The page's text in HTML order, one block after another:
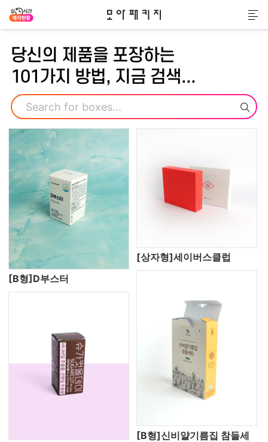
모아패키지
메
당신의 제품을 포장하는
101가지 방법, 지금 검색...
검색
[B형]D부스터
[상자형]세이버스클럽
[B형]신비얄기름집 참들세